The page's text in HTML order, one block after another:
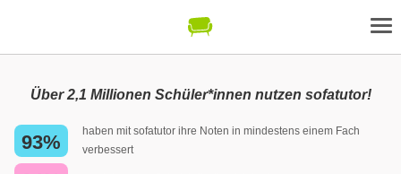
Über 2,1 Millionen Schüler*innen nutzen sofatutor!
93%
haben mit sofatutor ihre Noten in mindestens einem Fach
verbessert